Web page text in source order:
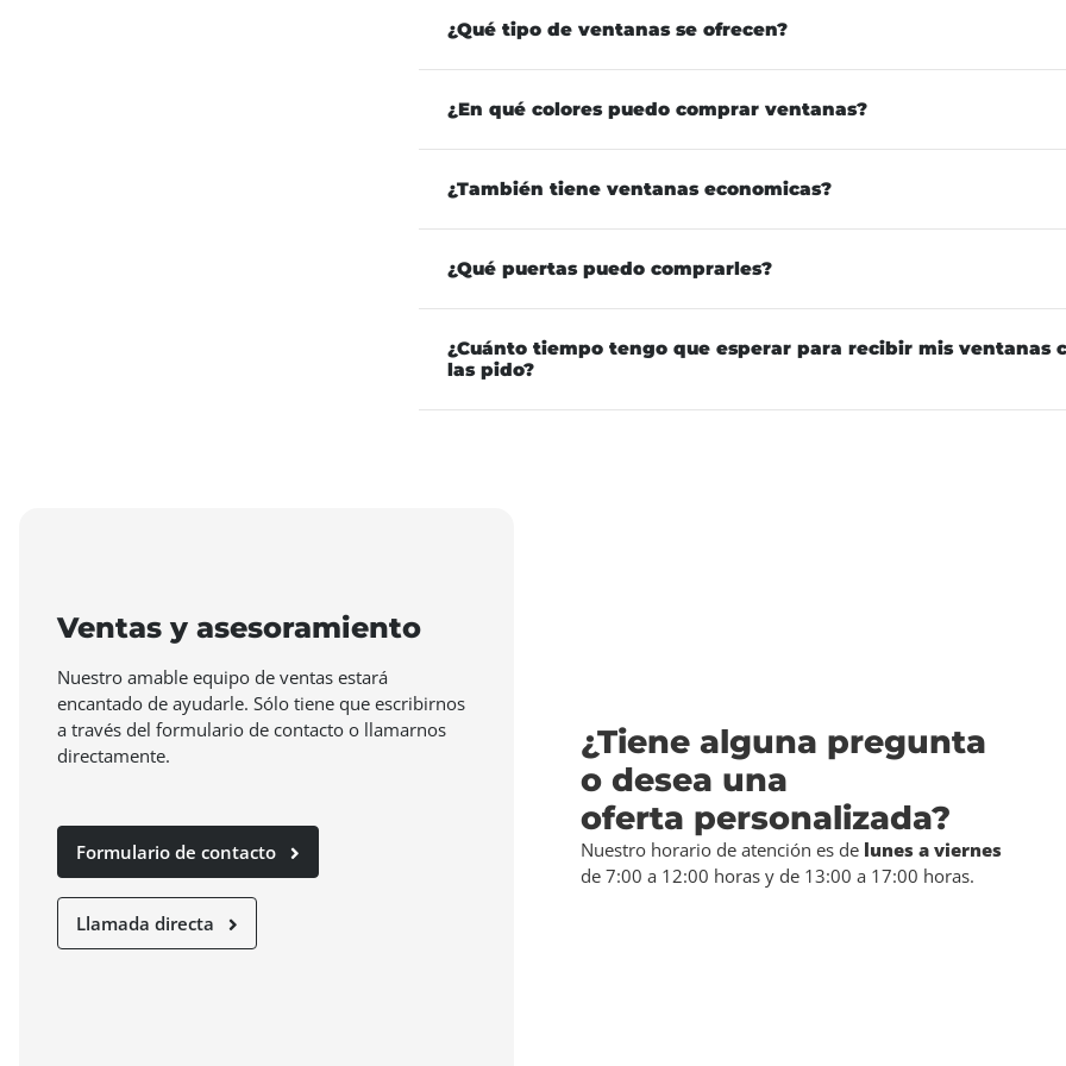
¿Qué tipo de ventanas se ofrecen?
¿En qué colores puedo comprar ventanas?
¿También tiene ventanas economicas?
¿Qué puertas puedo comprarles?
¿Cuánto tiempo tengo que esperar para recibir mis ventanas
las pido?
Ventas y asesoramiento
Nuestro amable equipo de ventas estará
encantado de ayudarle. Sólo tiene que escribirnos
a través del formulario de contacto o llamarnos
directamente.
Formulario de contacto
Llamada directa
¿Tiene alguna pregunta
o desea una
oferta personalizada?
Nuestro horario de atención es de lunes a viernes
de 7:00 a 12:00 horas y de 13:00 a 17:00 horas.